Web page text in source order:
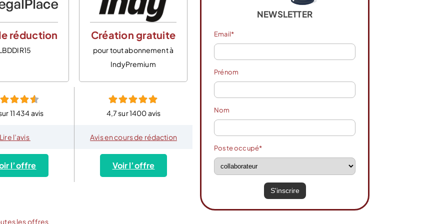
réduction
11 434 avis
Lire l’avis
l’offre
Création gratuite
pour tout abonnement à
IndyPremium
4,7 sur 1400 avis
Avis en cours de rédaction
Voir l’offre
les offres
NEWSLETTER
Email*
Prénom
Nom
Poste occupé*